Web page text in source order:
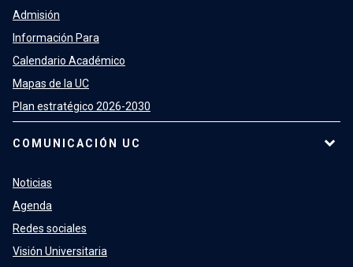
Admisión
Información Para
Calendario Académico
Mapas de la UC
Plan estratégico 2026-2030
COMUNICACIÓN UC
Noticias
Agenda
Redes sociales
Visión Universitaria